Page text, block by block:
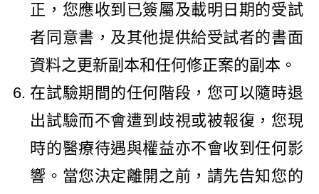
正，您應收到已簽屬及載明日期的受試
者同意書，及其他提供給受試者的書面
資料之更新副本和任何修正案的副本。
在試驗期間的任何階段，您可以隨時退
出試驗而不會遭到歧視或被報復，您現
時的醫療待遇與權益亦不會收到任何影
響。當您決定離開之前，請先告知您的